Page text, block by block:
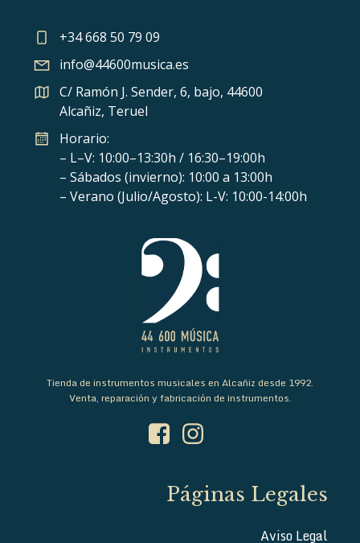
+34 668 50 79 09
info@44600musica.es
C/ Ramón J. Sender, 6, bajo, 44600
Alcañiz, Teruel
Horario:
– L–V: 10:00–13:30h / 16:30–19:00h
– Sábados (invierno): 10:00 a 13:00h
– Verano (Julio/Agosto): L-V: 10:00-14:00h
Tienda de instrumentos musicales en Alcañiz desde 1992.
Venta, reparación y fabricación de instrumentos.
Páginas Legales
Aviso Legal